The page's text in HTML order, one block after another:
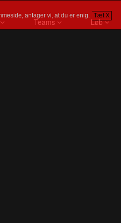
antager vi, at du er enig. Tæt X
Teams Løb